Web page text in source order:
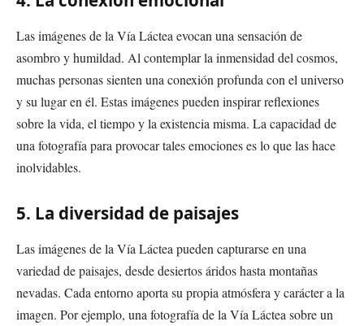
Las imágenes de la Vía Láctea evocan una sensación de
asombro y humildad. Al contemplar la inmensidad del cosmos,
muchas personas sienten una conexión profunda con el universo
y su lugar en él. Estas imágenes pueden inspirar reflexiones
sobre la vida, el tiempo y la existencia misma. La capacidad de
una fotografía para provocar tales emociones es lo que las hace
inolvidables.
5. La diversidad de paisajes
Las imágenes de la Vía Láctea pueden capturarse en una
variedad de paisajes, desde desiertos áridos hasta montañas
nevadas. Cada entorno aporta su propia atmósfera y carácter a la
imagen. Por ejemplo, una fotografía de la Vía Láctea sobre un